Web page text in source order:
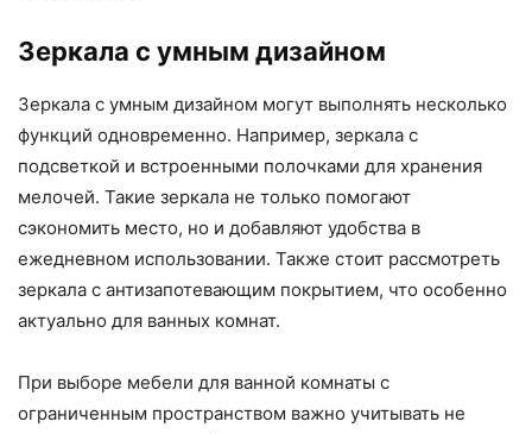
Зеркала с умным дизайном
Зеркала с умным дизайном могут выполнять несколько
функций одновременно. Например, зеркала с
подсветкой и встроенными полочками для хранения
мелочей. Такие зеркала не только помогают
сэкономить место, но и добавляют удобства в
ежедневном использовании. Также стоит рассмотреть
зеркала с антизапотевающим покрытием, что особенно
актуально для ванных комнат.
При выборе мебели для ванной комнаты с
ограниченным пространством важно учитывать не